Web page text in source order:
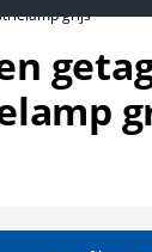
grijs